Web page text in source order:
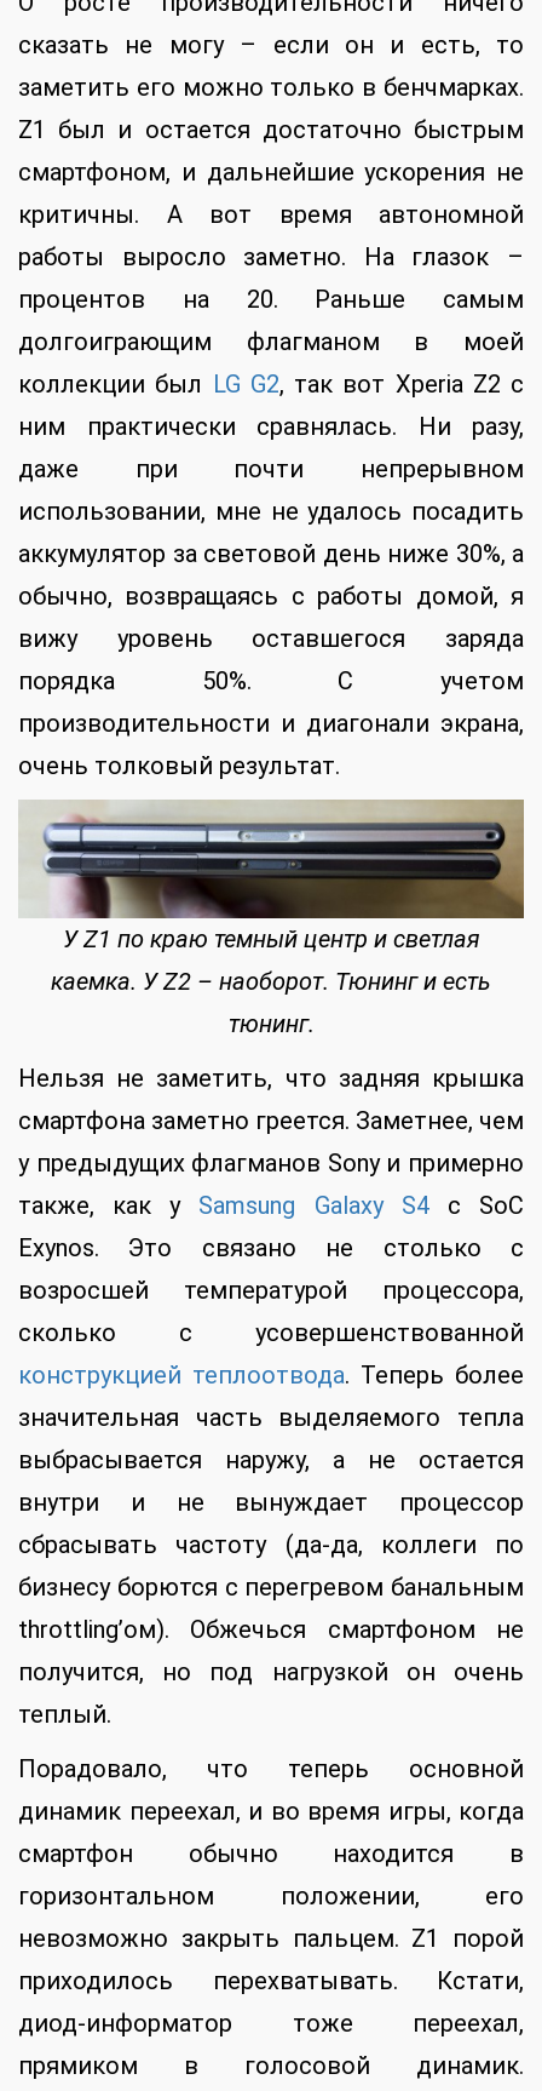
сказать не могу – если он и есть, то
заметить его можно только в бенчмарках.
Z1 был и остается достаточно быстрым
смартфоном, и дальнейшие ускорения не
критичны. А вот время автономной
работы выросло заметно. На глазок –
процентов на 20. Раньше самым
долгоиграющим флагманом в моей
коллекции был LG G2, так вот Xperia Z2 с
ним практически сравнялась. Ни разу,
даже при почти непрерывном
использовании, мне не удалось посадить
аккумулятор за световой день ниже 30%, а
обычно, возвращаясь с работы домой, я
вижу уровень оставшегося заряда
порядка 50%. С учетом
производительности и диагонали экрана,
очень толковый результат.
У Z1 по краю темный центр и светлая
каемка. У Z2 – наоборот. Тюнинг и есть
тюнинг.
Нельзя не заметить, что задняя крышка
смартфона заметно греется. Заметнее, чем
у предыдущих флагманов Sony и примерно
также, как у Samsung Galaxy S4с SoC
Exynos. Это связано не столько с
возросшей температурой процессора,
сколько с усовершенствованной
конструкцией теплоотвода. Теперь более
значительная часть выделяемого тепла
выбрасывается наружу, а не остается
внутри и не вынуждает процессор
сбрасывать частоту (да-да, коллеги по
бизнесу борются с перегревом банальным
throttling’ом). Обжечься смартфоном не
получится, но под нагрузкой он очень
теплый.
Порадовало, что теперь основной
динамик переехал, и во время игры, когда
смартфон обычно находится в
горизонтальном положении, его
невозможно закрыть пальцем. Z1 порой
приходилось перехватывать. Кстати,
диод-информатор тоже переехал,
прямиком в голосовой динамик.